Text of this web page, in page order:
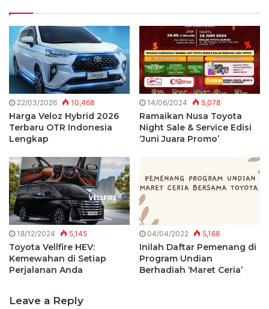
22/03/2026 10,468
Harga Veloz Hybrid 2026
Terbaru OTR Indonesia
Lengkap
14/06/2024 5,078
Ramaikan Nusa Toyota
Night Sale & Service Edisi
‘Juni Juara Promo’
18/12/2024 5,145
Toyota Vellfire HEV:
Kemewahan di Setiap
Perjalanan Anda
04/04/2022 5,168
Inilah Daftar Pemenang di
Program Undian
Berhadiah ‘Maret Ceria’
Leave a Reply